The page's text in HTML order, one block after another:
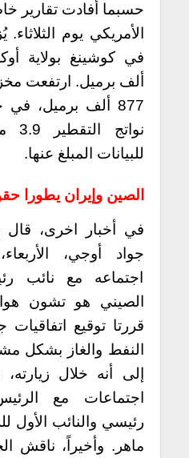
حسبما أفادت تقارير
الأمريكي يوم
ألف برميل. ارتفعت
877 ألف برميل،
للبيانات المبلغ عنها.
الصين وإيران يطورا
في أخبار اخرى، قال
جواد أوجي،
اجتماعه مع نائب
الصيني هو تشون
قررتا توقيع
النفط والغاز بشكل
إلى أنه خلال
اجتماعات مع
رئيسي والنائب الأول
ماهر. وأخيراً، ناقش